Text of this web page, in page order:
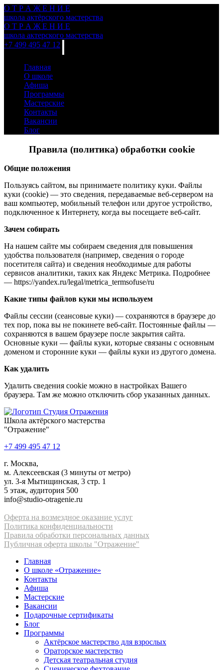
О Т Р А Ж Е Н И Е
школа актёрского мастерства
О Т Р А Ж Е Н И Е
школа актерского мастерства
+7 499 495 47 12
Главная
О школе
Афиша
Программы
Мастерские
Контакты
Вакансии
Блог
Правила (политика) обработки cookie
Общие положения
Пользуясь сайтом, вы принимаете политику куки. Файлы
куки (cookie) — это сведения, передаваемые веб-сервером на
ваш компьютер, мобильный телефон или другое устройство,
подключенное к Интернету, когда вы посещаете веб-сайт.
Зачем собирать
На нашем сайте мы собираем сведения для повышения
удобства пользователя (например, сведения о городе
посетителя сайта) и сведения необходимые для работы
сервисов аналитики, таких как Яндекс Метрика. Подробнее
— https://yandex.ru/legal/metrica_termsofuse/ru
Какие типы файлов куки мы используем
Файлы сессии (сеансовые куки) — сохраняются в браузере до
тех пор, пока вы не покинете веб-сайт. Постоянные файлы —
сохраняются в вашем браузере после закрытия сайта.
Основные куки — файлы куки, которые связаны с основным
доменом и сторонние куки — файлы куки из другого домена.
Как удалить
Удалить сведения cookie можно в настройках Вашего
браузера. Там же можно отключить сбор указанных данных.
Школа актёрского мастерства
"Отражение"
+7 499 495 47 12
г. Москва,
м. Алексеевская (3 минуты от метро)
ул. 3-я Мытищинская, 3 стр. 1
5 этаж, аудитория 500
info@studio-otragenie.ru
Оферта на возмездное оказание услуг
Политика конфиденциальности
Правила обработки персональных данных
Публичная оферта школы "Отражение"
Главная
О школе «Отражение»
Контакты
Афиша
Мастерские
Вакансии
Подарочные сертификаты
Блог
Программы
Актёрское мастерство для взрослых
Ораторское мастерство
Детская театральная студия